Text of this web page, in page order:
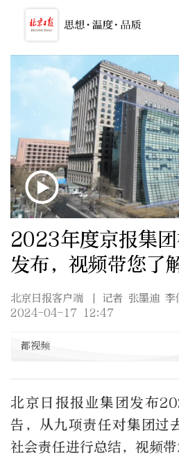
2023年度京报集
发布，视频带您了
北京日报客户端
| 记者 张墨迪 李
2024-04-17 12:47
都视频
北京日报报业集团发布
告，从九项责任对集团过
社会责任进行总结，视频带